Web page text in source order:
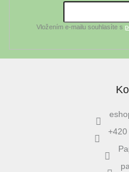
Vložením e-mailu souhlasíte s